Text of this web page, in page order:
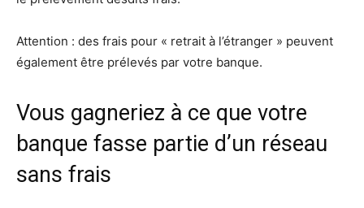
Attention : des frais pour « retrait à l’étranger » peuvent
également être prélevés par votre banque.
Vous gagneriez à ce que votre
banque fasse partie d’un réseau
sans frais